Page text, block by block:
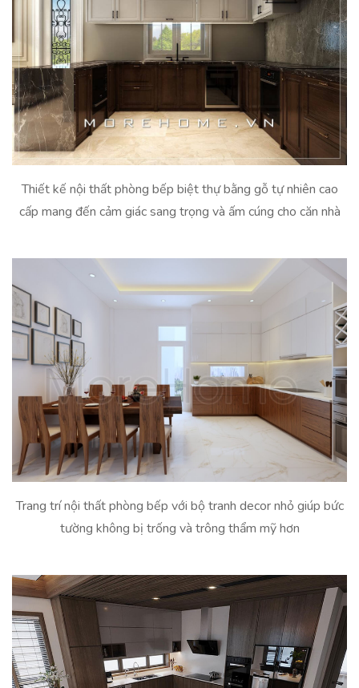
Thiết kế nội thất phòng bếp biệt thự bằng gỗ tự nhiên cao
cấp mang đến cảm giác sang trọng và ấm cúng cho căn nhà
Trang trí nội thất phòng bếp với bộ tranh decor nhỏ giúp bức
tường không bị trống và trông thẩm mỹ hơn